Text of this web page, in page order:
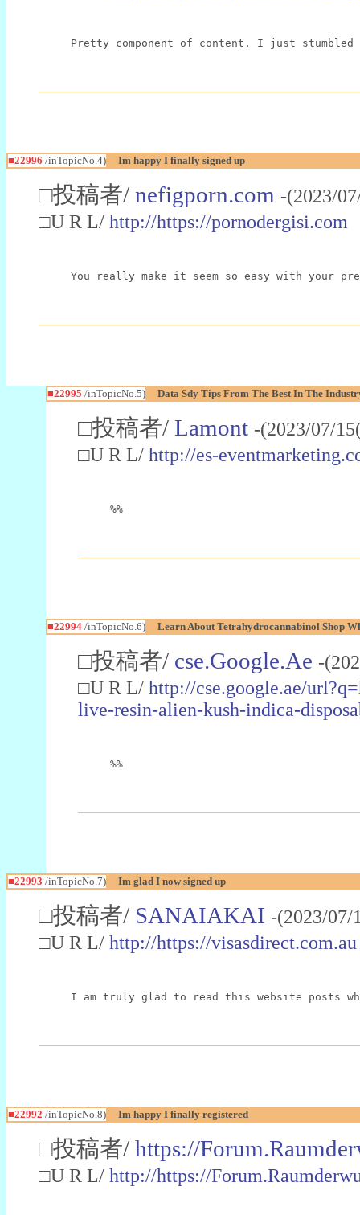
Pretty component of content. I just
■22996 /inTopicNo.4) Im happy I finally signed up
□投稿者/ nefigporn.com -(2023/
□U R L/ http://https://pornodergisi.com
You really make it seem so easy with your
■22995 /inTopicNo.5) Data Sdy Tips From The Best In The
□投稿者/ Lamont -(2023/07/
□U R L/ http://es-
%%
■22994/inTopicNo.6) Learn About Tetrahydrocannabinol Shop
□投稿者/ cse.Google.Ae -
□U R L/ http://cse.google.ae/
live-resin-alien-kush-indica-
%%
■22993 /inTopicNo.7) Im glad I now signed up
□投稿者/ SANAIAKAI -(2023/
□U R L/ http://https://visasdirect.com.au
I am truly glad to read this website posts
■22992 /inTopicNo.8) Im happy I finally registered
□投稿者/ https://
□U R L/ http://https://